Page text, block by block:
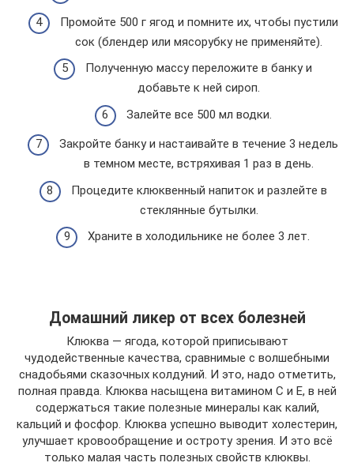
Промойте 500 г ягод и помните их, чтобы пустили
сок (блендер или мясорубку не применяйте).
Полученную массу переложите в банку и
добавьте к ней сироп.
Залейте все 500 мл водки.
Закройте банку и настаивайте в течение 3 недель
в темном месте, встряхивая 1 раз в день.
Процедите клюквенный напиток и разлейте в
стеклянные бутылки.
Храните в холодильнике не более 3 лет.
Домашний ликер от всех болезней
Клюква — ягода, которой приписывают
чудодейственные качества, сравнимые с волшебными
снадобьями сказочных колдуний. И это, надо отметить,
полная правда. Клюква насыщена витамином С и Е, в ней
содержаться такие полезные минералы как калий,
кальций и фосфор. Клюква успешно выводит холестерин,
улучшает кровообращение и остроту зрения. И это всё
только малая часть полезных свойств клюквы.